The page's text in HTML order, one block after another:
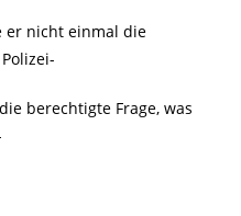
er nicht einmal die
berechtigte Frage, was